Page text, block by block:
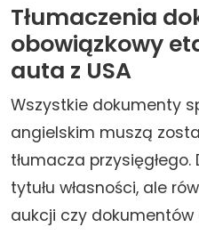
Tłumaczenia
obowiązkowy
auta z USA
Wszystkie dokumenty
angielskim muszą
tłumacza
tytułu własności, ale
aukcji czy dokumentów